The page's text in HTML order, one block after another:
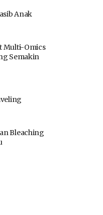
Anak
Multi-Omics
Semakin
Bleaching